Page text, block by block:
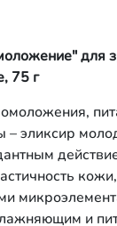
для
75 г
– эликсир
и